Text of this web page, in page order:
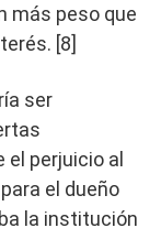
más peso que
[8]
ser
el perjuicio al
el dueño
la institución